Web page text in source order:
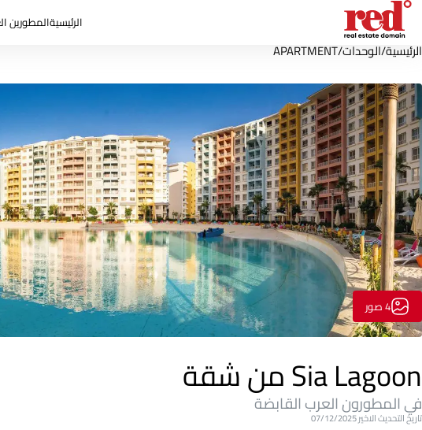
الرئيسيةالمطورين
الرئيسية/الوحدات/
APARTMENT
4 صور
Sia Lagoon من شقة
في المطورون العرب القابضة
تاريخ التحديث الاخير 07/12/2025